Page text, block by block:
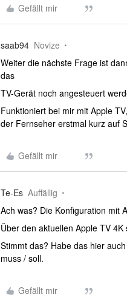
Gefällt mir
saab94 Novize
Weiter die nächste Frage ist
das
TV-Gerät noch angesteuert
Funktioniert bei mir mit Apple
der Fernseher erstmal kurz auf
Gefällt mir
Te-Es Auffällig
Ach was? Die Konfiguration mit
Über den aktuellen Apple TV
Stimmt das? Habe das hier
muss / soll.
Gefällt mir